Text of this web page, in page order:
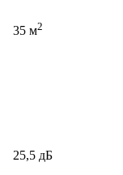
35 м2
25,5 дБ